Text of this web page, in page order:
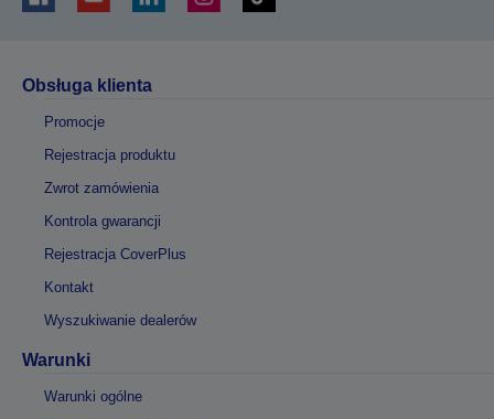
Obsługa klienta
Promocje
Rejestracja produktu
Zwrot zamówienia
Kontrola gwarancji
Rejestracja CoverPlus
Kontakt
Wyszukiwanie dealerów
Warunki
Warunki ogólne